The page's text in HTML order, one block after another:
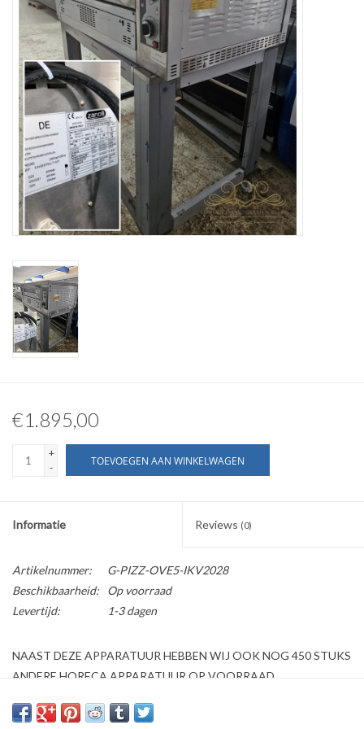
€1.895,00
+
-
TOEVOEGEN AAN WINKELWAGEN
Informatie Reviews (0)
Artikelnummer:
G-PIZZ-OVE5-IKV2028
Beschikbaarheid:
Op voorraad
Levertijd:
1-3 dagen
NAAST DEZE APPARATUUR HEBBEN WIJ OOK NOG 450 STUKS
ANDERE HORECA APPARATUUR OP VOORRAAD
Kijk ook op onze website horecaprofessionalcenter punt nl, om
direct te kunnen bestellen.